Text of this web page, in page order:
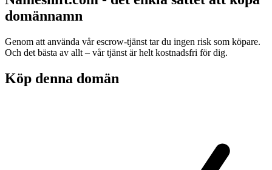
domännamn
Genom att använda vår escrow-tjänst tar du ingen risk som köpare.
Och det bästa av allt – vår tjänst är helt kostnadsfri för dig.
Köp denna domän